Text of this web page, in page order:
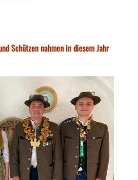
Schützen nahmen in diesem Jahr